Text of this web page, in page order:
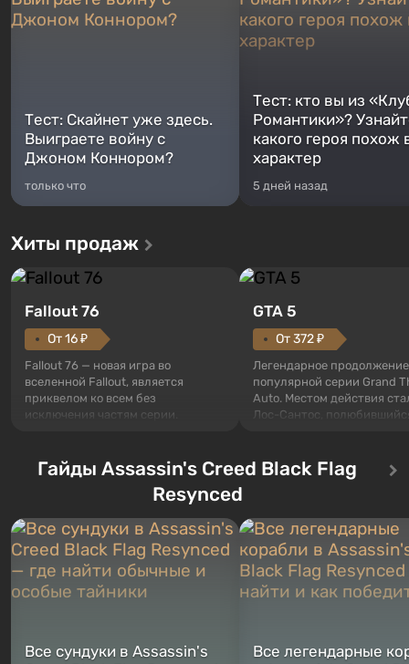
Тест: Скайнет уже здесь.
Выиграете войну с
Джоном Коннором?
только что
Тест: кто вы из
Романтики»?
какого героя похож
характер
5 дней назад
Хиты продаж
Fallout 76
От 16 ₽
Fallout 76 — новая игра во
вселенной Fallout, является
приквелом ко всем без
исключения частям серии.
Оно же, по задумке специалистов
Vault-Tec, должно открыться
первым после того, как на
Место действия Fallout...
GTA 5
От 372 ₽
Легендарное продолжение
популярной серии Grand
Auto. Местом действия
Лос-Сантос,
сразу трех персонажей:
Тревора и Франклина,
Жанр и...
Гайды Assassin's Creed Black Flag
Resynced
Все сундуки в Assassin's
Все легендарные